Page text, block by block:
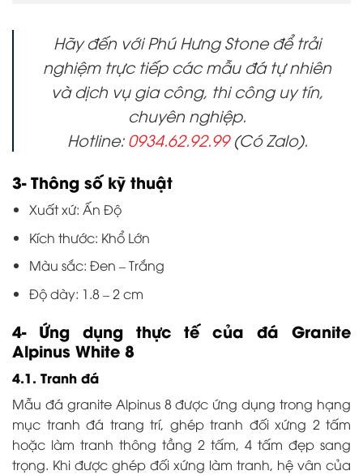
Hãy đến với Phú Hưng Stone để trải
nghiệm trực tiếp các mẫu đá tự nhiên
và dịch vụ gia công, thi công uy tín,
chuyên nghiệp.
Hotline:0934.62.92.99(Có Zalo).
3- Thông số kỹ thuật
Xuất xứ: Ấn Độ
Kích thước: Khổ Lớn
Màu sắc: Đen – Trắng
Độ dày: 1.8 – 2 cm
4- Ứng dụng thực tế của đá Granite
Alpinus White 8
4.1. Tranh đá
Mẫu đá granite Alpinus 8 được ứng dụng trong hạng
mục tranh đá trang trí, ghép tranh đối xứng 2 tấm
hoặc làm tranh thông tầng 2 tấm, 4 tấm đẹp sang
trọng. Khi được ghép đối xứng làm tranh, hệ vân của